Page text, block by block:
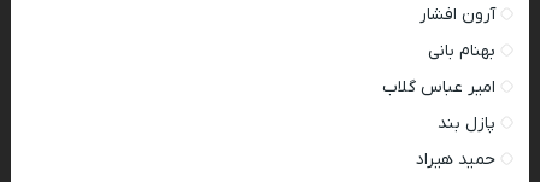
آرون افشار
بهنام بانی
امیر عباس گلاب
پازل بند
حمید هیراد